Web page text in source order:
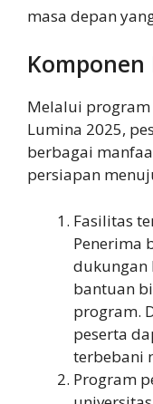
masa depan
Komponen
Melalui program
Lumina 2025,
berbagai
persiapan
Fasilitas
Penerima
dukungan
bantuan
program.
peserta
terbebani
Program